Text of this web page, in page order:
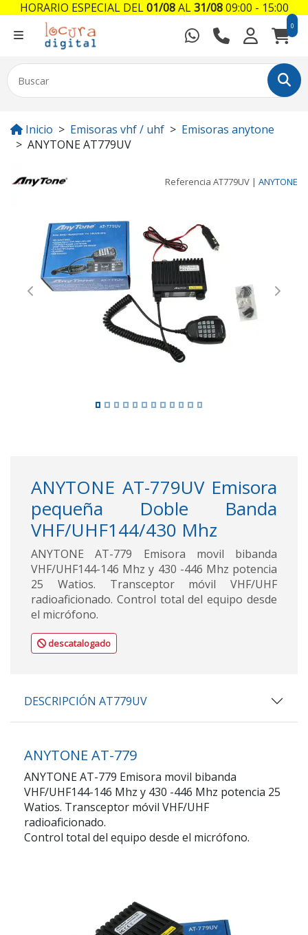
0
Inicio Emisoras vhf / uhf
Emisoras anytone
ANYTONE AT779UV
Referencia AT779UV | ANYTONE
Previous Next
ANYTONE AT-779UV Emisora
pequeña Doble Banda
VHF/UHF144/430 Mhz
ANYTONE AT-779 Emisora movil bibanda
VHF/UHF144-146 Mhz y 430 -446 Mhz potencia
25 Watios. Transceptor móvil VHF/UHF
radioaficionado. Control total del equipo desde
el micrófono.
descatalogado
DESCRIPCIÓN AT779UV
ANYTONE AT-779
ANYTONE AT-779 Emisora movil bibanda
VHF/UHF144-146 Mhz y 430 -446 Mhz potencia 25
Watios. Transceptor móvil VHF/UHF
radioaficionado.
Control total del equipo desde el micrófono.
HORARIO ESPECIAL DEL01/08AL31/0809:00 - 15:00